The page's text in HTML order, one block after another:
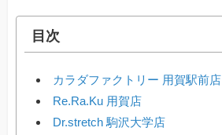
目次
カラダファクトリー 用賀駅前店
Re.Ra.Ku 用賀店
Dr.stretch 駒沢大学店